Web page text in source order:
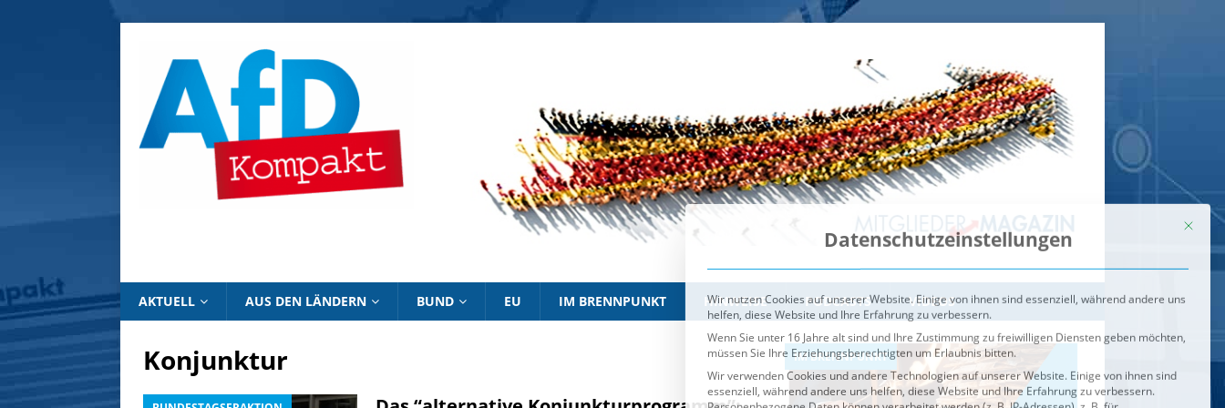
AKTUELL AUS DEN LÄNDERN BUND EU IM BRENNPUNKT HINWEISE PODCASTS VIDEOS
Konjunktur IM BRENNPUNKT
Wir nutzen Cookies auf unserer Website. Einige von ihnen sind essenziell, während andere uns
helfen, diese Website und Ihre Erfahrung zu verbessern.
Wenn Sie unter 16 Jahre alt sind und Ihre Zustimmung zu freiwilligen Diensten geben möchten,
müssen Sie Ihre Erziehungsberechtigten um Erlaubnis bitten.
Wir verwenden Cookies und andere Technologien auf unserer Website. Einige von ihnen sind
essenziell, während andere uns helfen, diese Website und Ihre Erfahrung zu verbessern.
Personenbezogene Daten können verarbeitet werden (z. B. IP-Adressen), z. B. für
personalisierte Anzeigen und Inhalte oder Anzeigen- und Inhaltsmessung.
Informationen über die Verwendung Ihrer Daten finden Sie in unsererDatenschutzerklärung
Es folgt eine Liste der Service-Gruppen, für die eine Einwilligung erteilt werden
Essenziell Externe Medien
Speichern
Alle akzeptieren